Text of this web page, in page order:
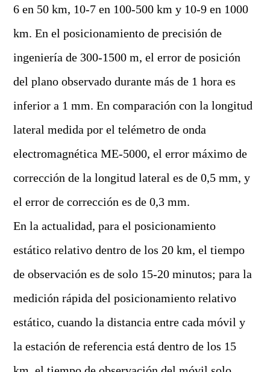
6 en 50 km, 10-7 en 100-500 km y 10-9 en 1000
km. En el posicionamiento de precisión de
ingeniería de 300-1500 m, el error de posición
del plano observado durante más de 1 hora es
inferior a 1 mm. En comparación con la longitud
lateral medida por el telémetro de onda
electromagnética ME-5000, el error máximo de
corrección de la longitud lateral es de 0,5 mm, y
el error de corrección es de 0,3 mm.
En la actualidad, para el posicionamiento
estático relativo dentro de los 20 km, el tiempo
de observación es de solo 15-20 minutos; para la
medición rápida del posicionamiento relativo
estático, cuando la distancia entre cada móvil y
la estación de referencia está dentro de los 15